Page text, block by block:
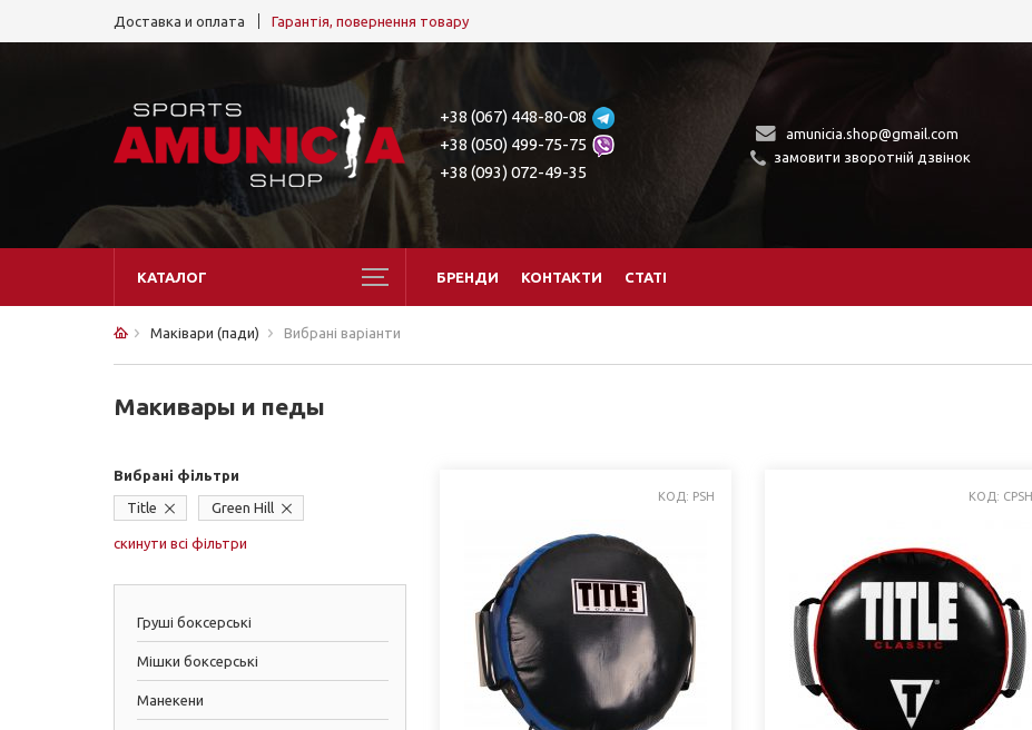
Доставка и оплата Гарантія, повернення товару
+38 (067) 448-80-08
+38 (050) 499-75-75
+38 (093) 072-49-35
amunicia.shop@gmail.com
замовити зворотній дзвінок
КАТАЛОГ БРЕНДИ КОНТАКТИ СТАТІ
Маківари (пади) Вибрані варіанти
Макивары и педы
Вибрані фільтри
Title Green Hill
скинути всі фільтри
Груші боксерські
Мішки боксерські
Манекени
КОД: PSH КОД: